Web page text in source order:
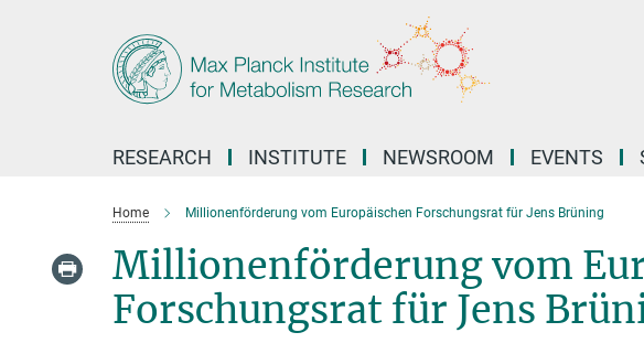
RESEARCH INSTITUTE NEWSROOM EVENTS
Home Millionenförderung vom Europäischen Forschungsrat für Jens Brüning
Millionenförderung vom
Forschungsrat für Jens